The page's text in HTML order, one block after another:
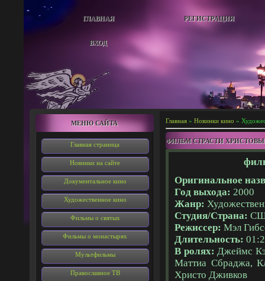
ГЛАВНАЯ РЕГИСТРАЦИЯ
ВХОД
МЕНЮ САЙТА
Главная страница
Новинки на сайте
Документальное кино
Художественное кино
Фильмы о святых
Фильмы о монастырях
Мультфильмы
Православное ТВ
Главная » Новинки кино »
ФИЛЬМ СТРАСТИ
Оригинальное
Год выхода: 2000
Жанр:
Студия/Страна:
Режиссер: Мэл
Длительность:
В ролях:Джеймс
Маттиа Сбраджа,
Христо Дживков